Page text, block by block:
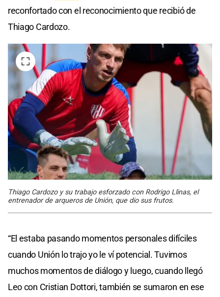
reconfortado con el reconocimiento que recibió de
Thiago Cardozo.
Thiago Cardozo y su trabajo esforzado con Rodrigo Llinas, el
entrenador de arqueros de Unión, que dio sus frutos.
“El estaba pasando momentos personales difíciles
cuando Unión lo trajo yo le ví potencial. Tuvimos
muchos momentos de diálogo y luego, cuando llegó
Leo con Cristian Dottori, también se sumaron en ese